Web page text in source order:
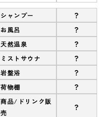
シャンプー ?
お風呂 ?
天然温泉 ?
ミストサウナ ?
岩盤浴 ?
荷物棚 ?
商品/ドリンク販
売
?